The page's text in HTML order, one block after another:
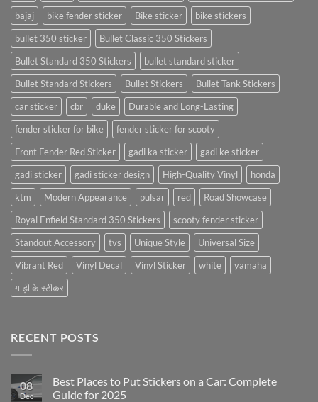
bajaj
bike fender sticker Bike sticker
bike stickers
bullet 350 sticker
Bullet Classic 350 Stickers
Bullet Standard 350 Stickers
bullet standard sticker
Bullet Standard Stickers
Bullet Stickers
Bullet Tank Stickers
car sticker
cbr duke
Durable and Long-Lasting
fender sticker for bike
fender sticker for scooty
Front Fender Red Sticker
gadi ka sticker
gadi ke sticker
gadi sticker
gadi sticker design High-Quality Vinyl
honda
ktm
Modern Appearance pulsar red
Road Showcase
Royal Enfield Standard 350 Stickers
scooty fender sticker
Standout Accessory
tvs Unique Style
Universal Size
Vibrant Red
Vinyl Decal Vinyl Sticker white
yamaha
गाड़ी के स्टीकर
RECENT POSTS
08
Dec
Best Places to Put Stickers on a Car: Complete
Guide for 2025